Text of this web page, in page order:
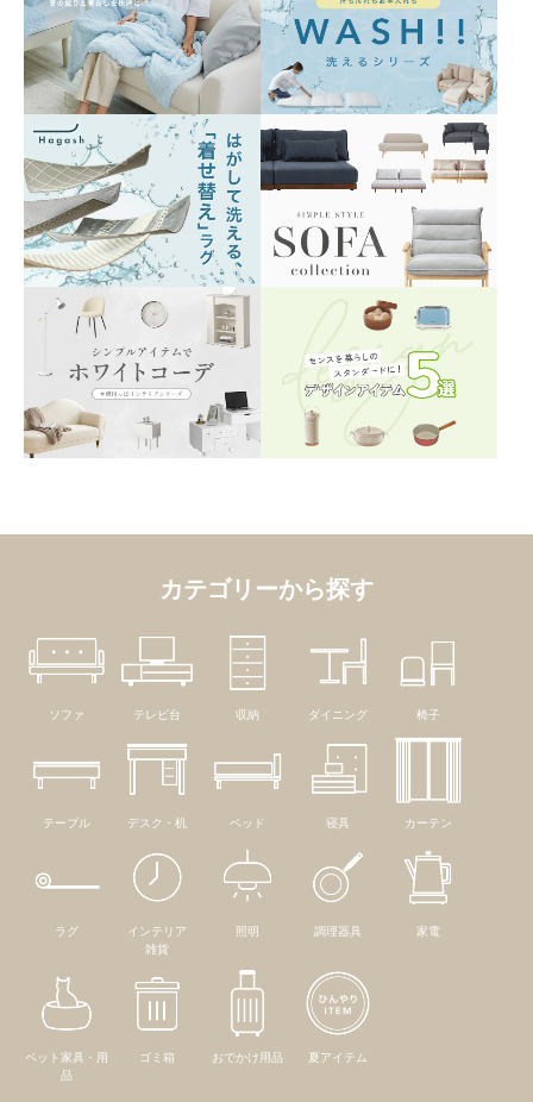
カテゴリーから探す
ソファ テレビ台 収納 ダイニング 椅子
テーブル デスク・机 ベッド 寝具 カーテン
ラグ
インテリア
雑貨
照明 調理器具 家電
ペット家具・用
品
ゴミ箱 おでかけ用品 夏アイテム